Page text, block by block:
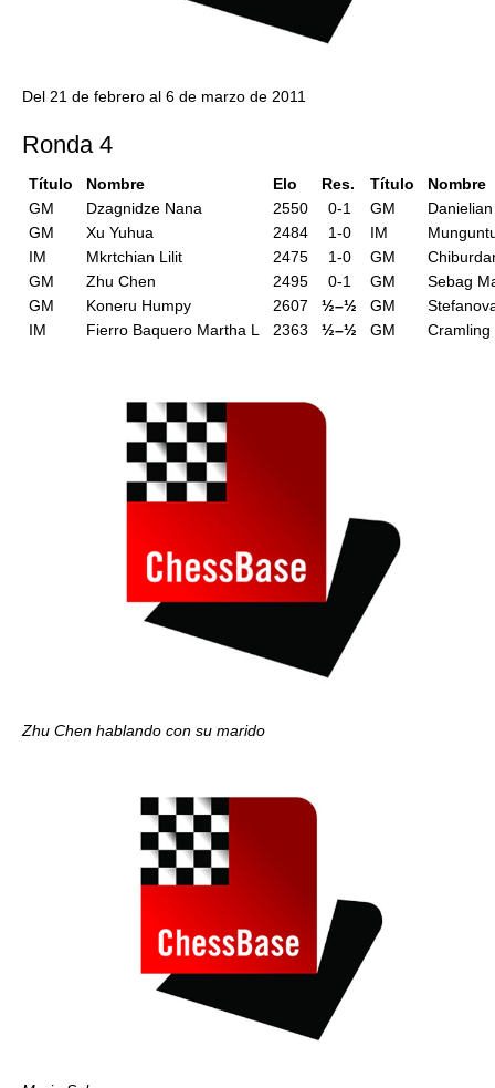
Del 21 de febrero al 6 de marzo de 2011
Ronda 4
Título Nombre Elo Res. Título
Nombre
GM
Dzagnidze Nana 2550 0-1 GM
GM
Xu Yuhua 2484 1-0 IM
IM
Mkrtchian Lilit 2475 1-0 GM
GM
Zhu Chen 2495 0-1 GM
Sebag
GM
Koneru Humpy 2607 ½–½ GM
IM
Fierro Baquero Martha L 2363 ½–½ GM Cramling
Zhu Chen hablando con su marido